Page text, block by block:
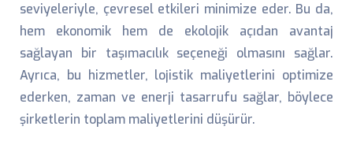
seviyeleriyle, çevresel etkileri minimize eder. Bu da,
hem ekonomik hem de ekolojik açıdan avantaj
sağlayan bir taşımacılık seçeneği olmasını sağlar.
Ayrıca, bu hizmetler, lojistik maliyetlerini optimize
ederken, zaman ve enerji tasarrufu sağlar, böylece
şirketlerin toplam maliyetlerini düşürür.